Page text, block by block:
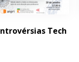
Tech